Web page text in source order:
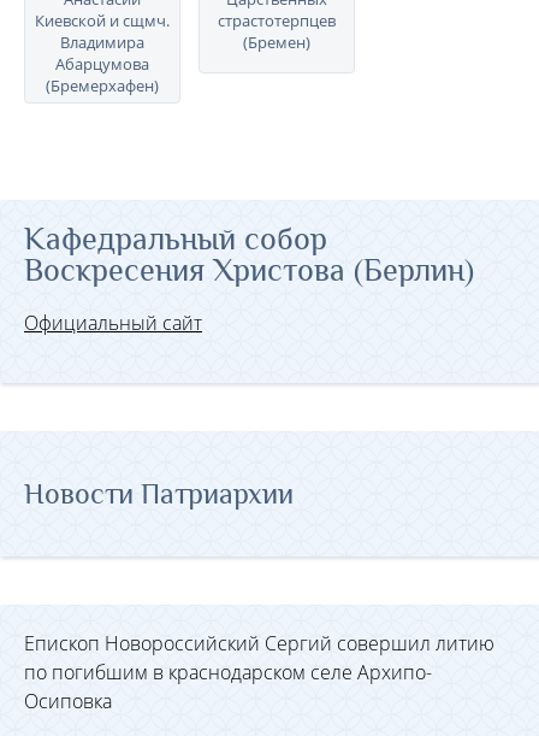
Киевской и сщмч.
Владимира
Абарцумова
(Бремерхафен)
cтрастотерпцев
(Бремен)
Кафедральный собор
Воскресения Христова (Берлин)
Официальный сайт
Новости Патриархии
Епископ Новороссийский Сергий совершил литию
по погибшим в краснодарском селе Архипо-
Осиповка